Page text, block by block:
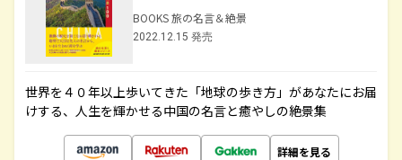
BOOKS 旅の名言＆絶景
2022.12.15 発売
世界を４０年以上歩いてきた「地球の歩き方」があなたにお届
けする、人生を輝かせる中国の名言と癒やしの絶景集
詳細を見る